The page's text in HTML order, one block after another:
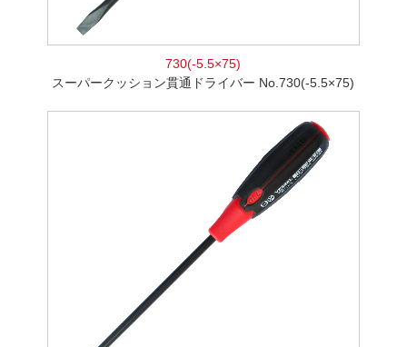
730(-5.5×75)
スーパークッション貫通ドライバー No.730(-5.5×75)